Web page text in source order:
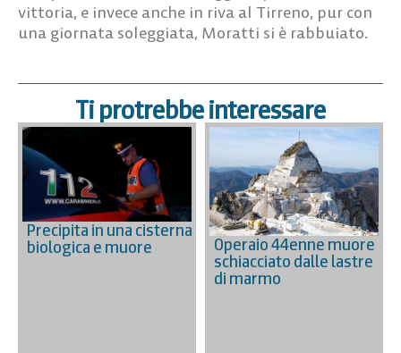
vittoria, e invece anche in riva al Tirreno, pur con
una giornata soleggiata, Moratti si è rabbuiato.
Ti protrebbe interessare
Precipita in una cisterna
biologica e muore Operaio 44enne muore
schiacciato dalle lastre
di marmo